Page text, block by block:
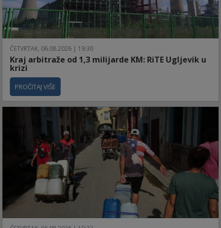
ČETVRTAK, 06.08.2026 | 19:30
Kraj arbitraže od 1,3 milijarde KM: RiTE Ugljevik u
krizi
PROČITAJ VIŠE